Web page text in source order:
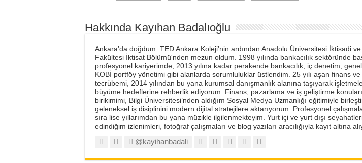
Hakkında Kayıhan Badalıoğlu
Ankara’da doğdum. TED Ankara Koleji’nin ardından Anadolu Üniversitesi İktisadi
Fakültesi İktisat Bölümü'nden mezun oldum. 1998 yılında bankacılık sektöründe
profesyonel kariyerimde, 2013 yılına kadar perakende bankacılık, iç denetim,
KOBİ portföy yönetimi gibi alanlarda sorumluluklar üstlendim. 25 yılı aşan finans
tecrübemi, 2014 yılından bu yana kurumsal danışmanlık alanına taşıyarak
büyüme hedeflerine rehberlik ediyorum. Finans, pazarlama ve iş geliştirme
birikimimi, Bilgi Üniversitesi’nden aldığım Sosyal Medya Uzmanlığı eğitimiyle
geleneksel iş disiplinini modern dijital stratejilere aktarıyorum. Profesyonel
sıra lise yıllarımdan bu yana müzikle ilgilenmekteyim. Yurt içi ve yurt dışı
edindiğim izlenimleri, fotoğraf çalışmaları ve blog yazıları aracılığıyla kayıt altına
@kayihanbadali